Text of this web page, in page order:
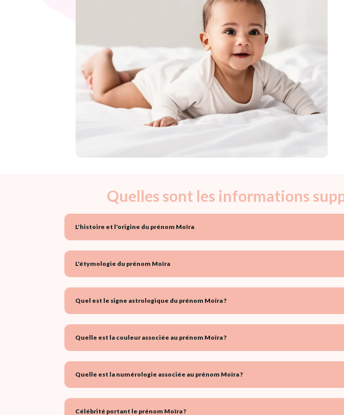
Quelles sont les informations
L'histoire et l'origine du prénom Moïra
L'étymologie du prénom Moïra
Quel est le signe astrologique du prénom Moïra ?
Quelle est la couleur associée au prénom Moïra ?
Quelle est la numérologie associée au prénom Moïra ?
Célébrité portant le prénom Moïra ?